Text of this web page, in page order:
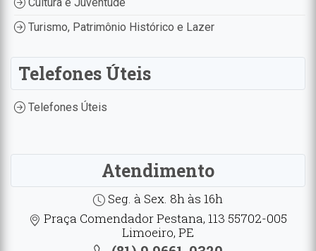
Turismo, Patrimônio Histórico e Lazer
Telefones Úteis
Telefones Úteis
Atendimento
Seg. à Sex. 8h às 16h
Praça Comendador Pestana, 113 55702-005
Limoeiro, PE